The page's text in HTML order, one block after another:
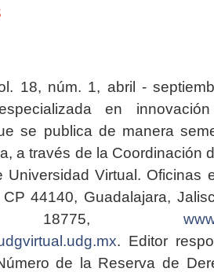
18, núm. 1, abril -
en
se publica de manera
a través de la Coordinación
Universidad Virtual. Oficinas
44140, Guadalajara,
18775,
. Editor
de la Reserva de